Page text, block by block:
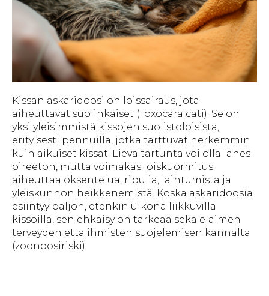
Kissan askaridoosi on loissairaus, jota
aiheuttavat suolinkaiset (Toxocara cati). Se on
yksi yleisimmistä kissojen suolistoloisista,
erityisesti pennuilla, jotka tarttuvat herkemmin
kuin aikuiset kissat. Lievä tartunta voi olla lähes
oireeton, mutta voimakas loiskuormitus
aiheuttaa oksentelua, ripulia, laihtumista ja
yleiskunnon heikkenemistä. Koska askaridoosia
esiintyy paljon, etenkin ulkona liikkuvilla
kissoilla, sen ehkäisy on tärkeää sekä eläimen
terveyden että ihmisten suojelemisen kannalta
(zoonoosiriski).